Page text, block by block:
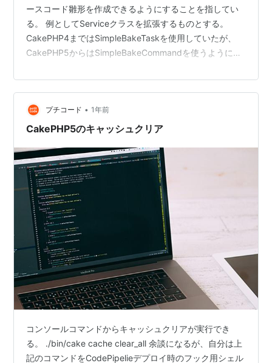
ースコード雛形を作成できるようにすることを指してい
る。 例としてServiceクラスを拡張するものとする。
CakePHP4まではSimpleBakeTaskを使用していたが、
CakePHP5からはSimpleBakeCommandを使うようにな
イル 以下の2ファイルが必要になる。
src/Command/Bake/ServiceCommand.php
templates/bake/service.twig Serviceというクラスにな
っているのは前述の通…
プチコード • 1年前
CakePHP5のキャッシュクリア
コンソールコマンドからキャッシュクリアが実行でき
る。 ./bin/cake cache clear_all 余談になるが、自分は上
記のコマンドをCodePipelieデプロイ時のフック用シェル